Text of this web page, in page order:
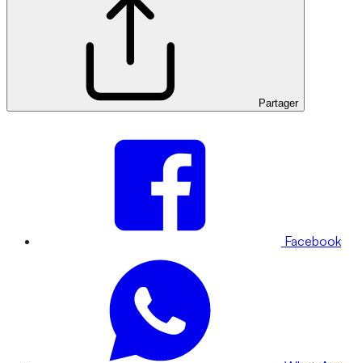
Partager
Facebook